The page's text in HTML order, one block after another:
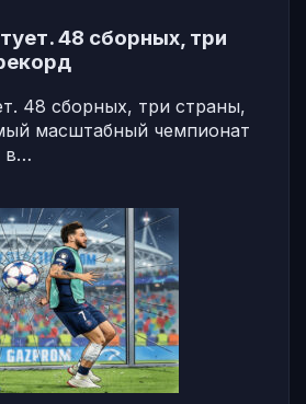
48 сборных, три
48 сборных, три страны,
масштабный чемпионат
в…